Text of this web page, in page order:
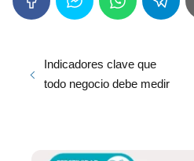
Indicadores clave que
todo negocio debe medir